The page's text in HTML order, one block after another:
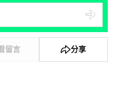
留言 分享